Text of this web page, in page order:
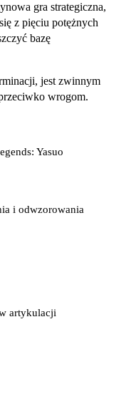
gra strategiczna,
z pięciu potężnych
bazę
jest zwinnym
wrogom.
Yasuo
i odwzorowania
artykulacji